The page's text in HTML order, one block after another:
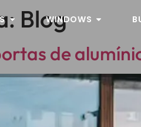
WINDOWS
Blog
de